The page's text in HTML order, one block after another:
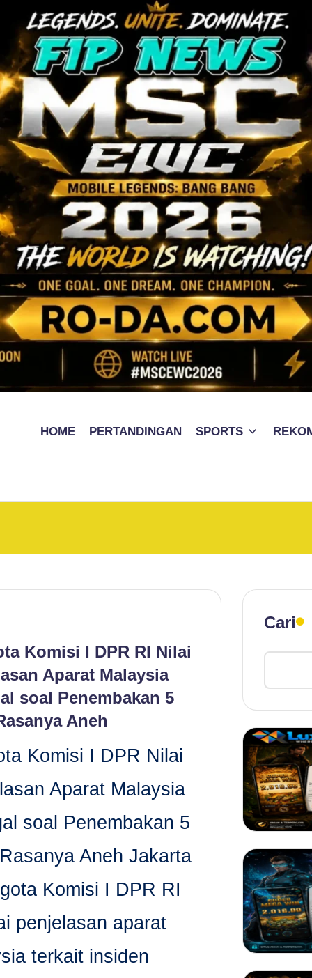
HOME PERTANDINGAN SPORTS
Komisi I DPR RI Nilai
Aparat Malaysia
soal Penembakan 5
Aneh
Komisi I DPR Nilai
Aparat Malaysia
soal Penembakan 5
Aneh Jakarta
Komisi I DPR RI
penjelasan aparat
terkait insiden
Cari